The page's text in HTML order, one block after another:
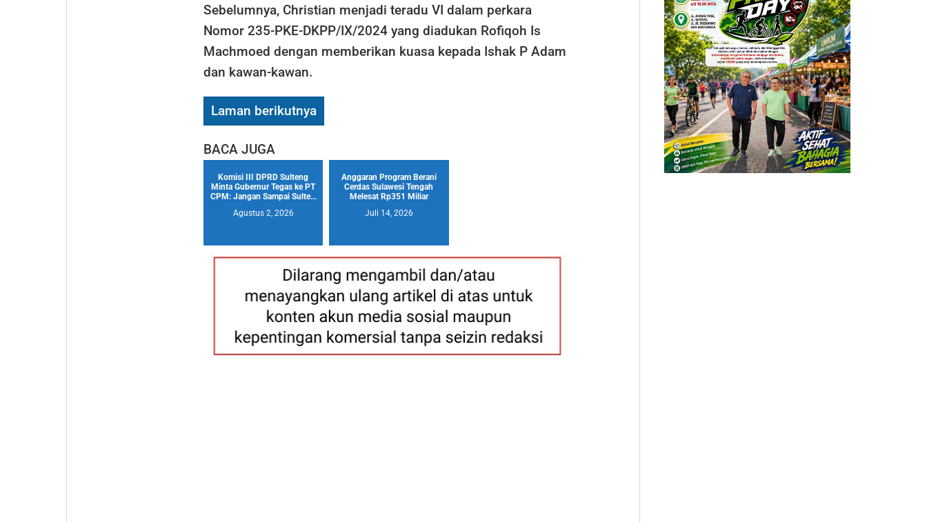
Sebelumnya, Christian menjadi teradu VI dalam perkara
Nomor 235-PKE-DKPP/IX/2024 yang diadukan Rofiqoh Is
Machmoed dengan memberikan kuasa kepada Ishak P Adam
dan kawan-kawan.
Laman berikutnya
BACA JUGA
Komisi III DPRD Sulteng
Minta Gubernur Tegas ke PT
CPM: Jangan Sampai Sulte...
Agustus 2, 2026
Anggaran Program Berani
Cerdas Sulawesi Tengah
Melesat Rp351 Miliar
Juli 14, 2026